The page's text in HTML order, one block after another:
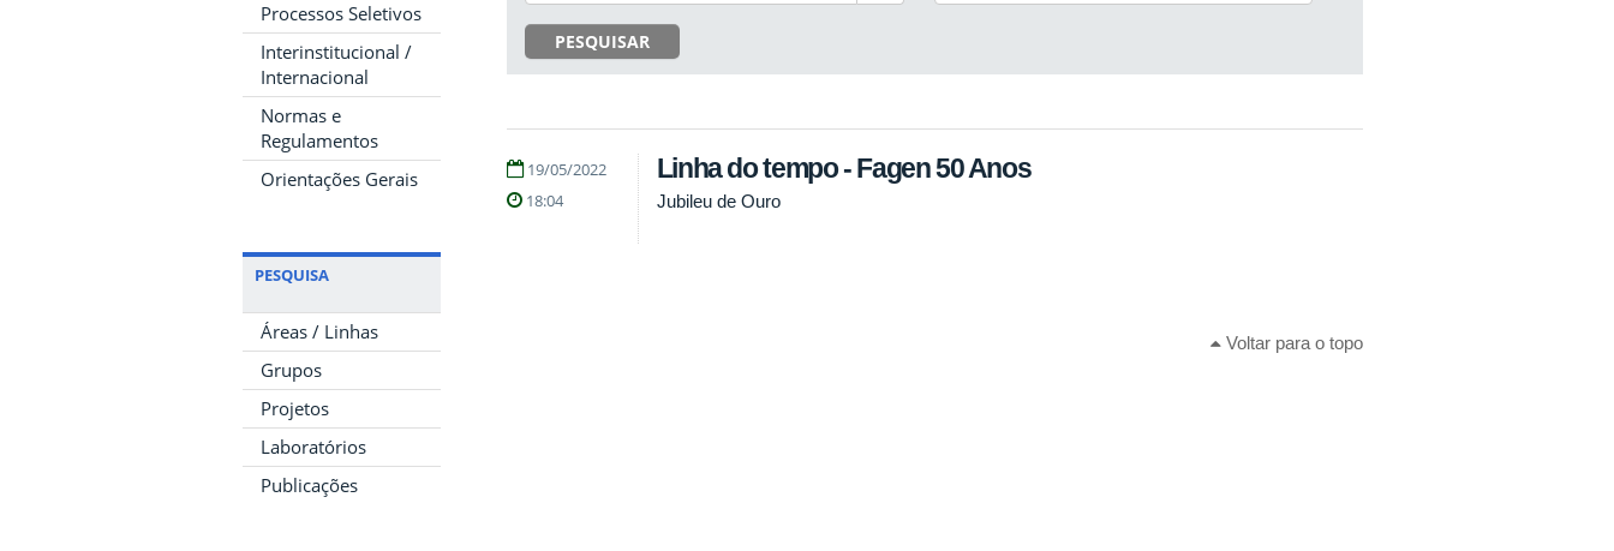
Processos Seletivos
Interinstitucional /
Internacional
Normas e
Regulamentos
Orientações Gerais
PESQUISA
Áreas / Linhas
Grupos
Projetos
Laboratórios
Publicações
PESQUISAR
19/05/2022
18:04
Linha do tempo - Fagen 50 Anos
Jubileu de Ouro
Voltar para o topo